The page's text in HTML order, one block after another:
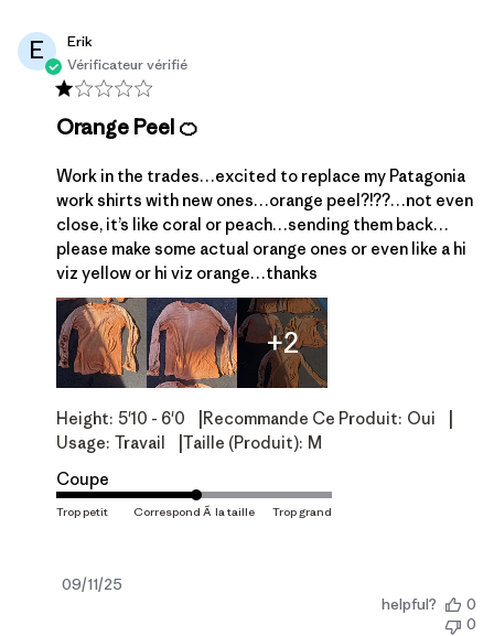
E
Erik
Vérificateur vérifié
Orange Peel 🍊
Work in the trades…excited to replace my Patagonia
work shirts with new ones…orange peel?!??…not even
close, it’s like coral or peach…sending them back…
please make some actual orange ones or even like a hi
viz yellow or hi viz orange…thanks
+2
Height: 5'10 - 6'0 Recommande Ce Produit: Oui
Usage: Travail Taille (produit): M
Coupe
Date
09/11/25
helpful?
0
0